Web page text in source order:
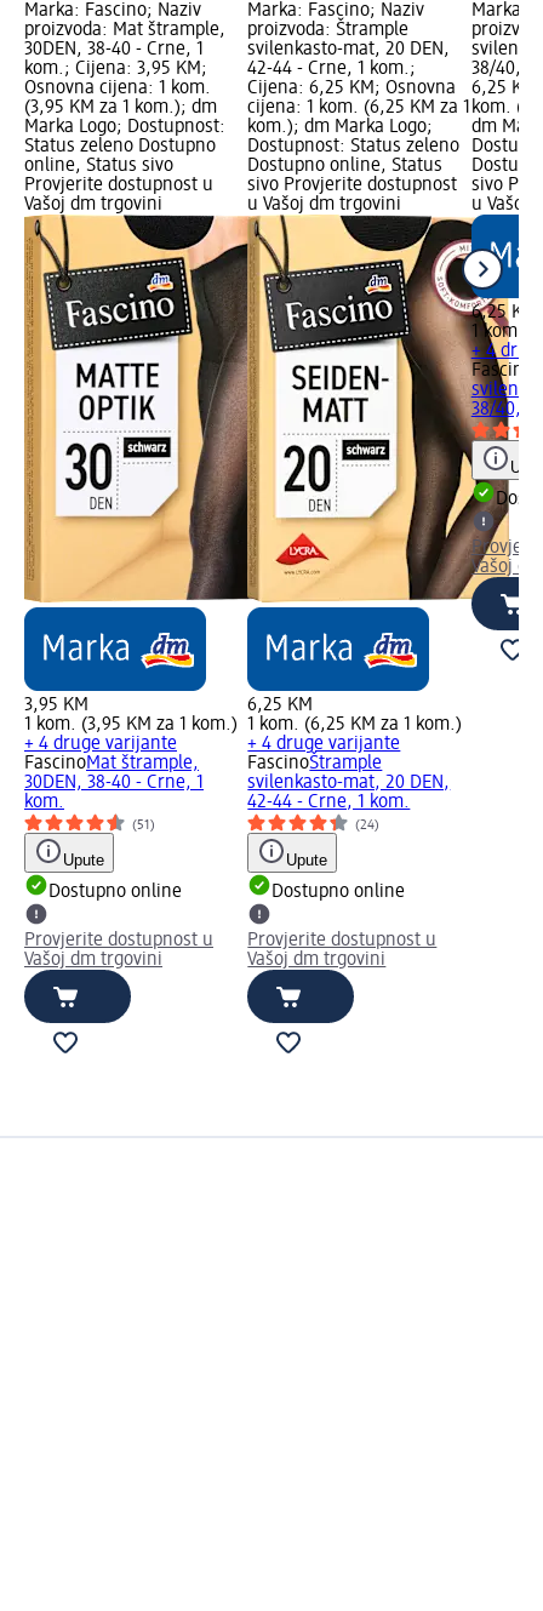
Marka: Fascino; Naziv
proizvoda: Mat štrample,
30DEN, 38-40 - Crne, 1
kom.; Cijena: 3,95 KM;
Osnovna cijena: 1 kom.
(3,95 KM za 1 kom.); dm
Marka Logo; Dostupnost:
Status zeleno Dostupno
online, Status sivo
Provjerite dostupnost u
Vašoj dm trgovini
3,95 KM
1 kom. (3,95 KM za 1 kom.)
+ 4 druge varijante
FascinoMat štrample,
30DEN, 38-40 - Crne, 1
kom.
(51)
Upute
Dostupno online
Provjerite dostupnost u
Vašoj dm trgovini
Marka: Fascino; Naziv
proizvoda: Štrample
svilenkasto-mat, 20 DEN,
42-44 - Crne, 1 kom.;
Cijena: 6,25 KM; Osnovna
cijena: 1 kom. (6,25 KM za 1
kom.); dm Marka Logo;
Dostupnost: Status zeleno
Dostupno online, Status
sivo Provjerite dostupnost
u Vašoj dm trgovini
6,25 KM
1 kom. (6,25 KM za 1 kom.)
+ 4 druge varijante
FascinoŠtrample
svilenkasto-mat, 20 DEN,
42-44 - Crne, 1 kom.
(24)
Upute
Dostupno online
Provjerite dostupnost u
Vašoj dm trgovini
Marka:
38/40, 1
6,25
kom.
dm
sivo
u Vašoj
6,25 KM
1 kom.
+ 4
Fascino
38/40, 1
Vašoj